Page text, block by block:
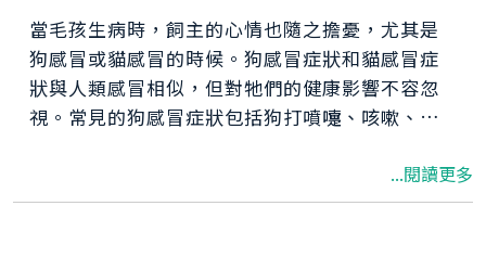
當毛孩生病時，飼主的心情也隨之擔憂，尤其是
狗感冒或貓感冒的時候。狗感冒症狀和貓感冒症
狀與人類感冒相似，但對牠們的健康影響不容忽
視。常見的狗感冒症狀包括狗打噴嚏、咳嗽、食
燒、精神不振等情況。很多飼主會疑惑，狗感冒
或貓感冒會不會傳染給人類？其實，這些病毒通
...閱讀更多